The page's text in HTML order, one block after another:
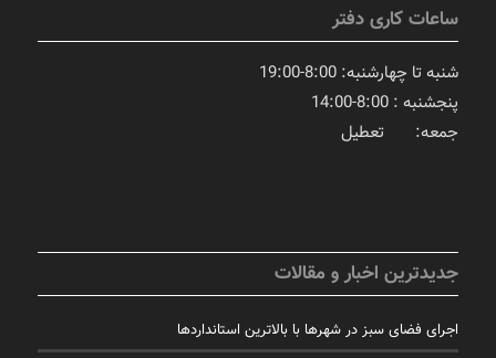
ساعات کاری دفتر
شنبه تا چهارشنبه: 8:00-19:00
پنجشنبه : 8:00-14:00
جمعه: تعطیل
جدیدترین اخبار و مقالات
اجرای فضای سبز در شهرها با بالاترین استانداردها